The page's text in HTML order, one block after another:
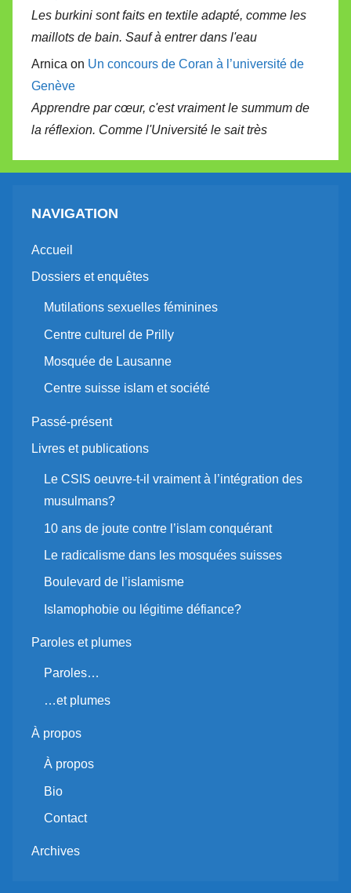
Les burkini sont faits en textile adapté, comme les
maillots de bain. Sauf à entrer dans l'eau
Arnica on Un concours de Coran à l’université de
Genève
Apprendre par cœur, c'est vraiment le summum de
la réflexion. Comme l'Université le sait très
NAVIGATION
Accueil
Dossiers et enquêtes
Mutilations sexuelles féminines
Centre culturel de Prilly
Mosquée de Lausanne
Centre suisse islam et société
Passé-présent
Livres et publications
Le CSIS oeuvre-t-il vraiment à l’intégration des
musulmans?
10 ans de joute contre l’islam conquérant
Le radicalisme dans les mosquées suisses
Boulevard de l’islamisme
Islamophobie ou légitime défiance?
Paroles et plumes
Paroles…
…et plumes
À propos
À propos
Bio
Contact
Archives